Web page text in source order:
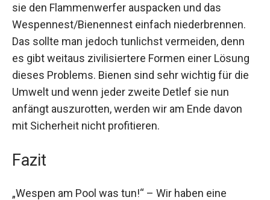
sie den Flammenwerfer auspacken und das
Wespennest/Bienennest einfach niederbrennen.
Das sollte man jedoch tunlichst vermeiden, denn
es gibt weitaus zivilisiertere Formen einer Lösung
dieses Problems. Bienen sind sehr wichtig für die
Umwelt und wenn jeder zweite Detlef sie nun
anfängt auszurotten, werden wir am Ende davon
mit Sicherheit nicht profitieren.
Fazit
„Wespen am Pool was tun!“ – Wir haben eine